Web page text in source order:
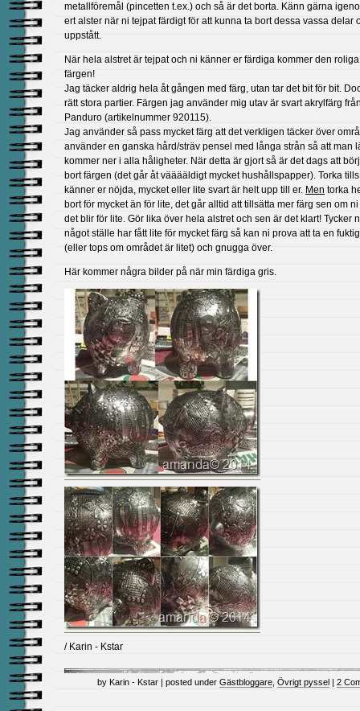
metallföremål (pincetten t.ex.) och så är det borta. Känn gärna
ert alster när ni tejpat färdigt för att kunna ta bort dessa vassa delar
uppstått.
När hela alstret är tejpat och ni känner er färdiga kommer den
färgen!
Jag täcker aldrig hela åt gången med färg, utan tar det bit för bit.
rätt stora partier. Färgen jag använder mig utav är svart akrylfärg
Panduro (artikelnummer 920115).
Jag använder så pass mycket färg att det verkligen täcker över
använder en ganska hård/sträv pensel med långa strån så att man
kommer ner i alla håligheter. När detta är gjort så är det dags att
bort färgen (det går åt vääääldigt mycket hushållspapper). Torka
känner er nöjda, mycket eller lite svart är helt upp till er. Men torka
bort för mycket än för lite, det går alltid att tillsätta mer färg sen om
det blir för lite. Gör lika över hela alstret och sen är det klart! Tycker
något ställe har fått lite för mycket färg så kan ni prova att ta en
(eller tops om området är litet) och gnugga över.
Här kommer några bilder på när min färdiga gris.
/ Karin - Kstar
by Karin - Kstar | posted under Gästbloggare Övrigt pyssel | 2